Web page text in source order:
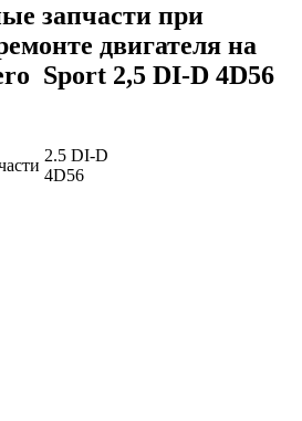
запчасти при
двигателя на
Sport 2,5 DI-D 4D56
2.5 DI-D
4D56